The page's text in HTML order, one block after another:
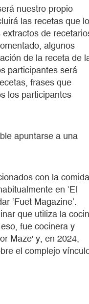
nuestro propio
las recetas que
de
algunos
de la receta de
participantes será
frases que
los participantes
apuntarse a una
con la
en ‘El
‘Fuet Magazine’.
que utiliza la
fue cocinera y
Maze' y, en 2024,
el complejo